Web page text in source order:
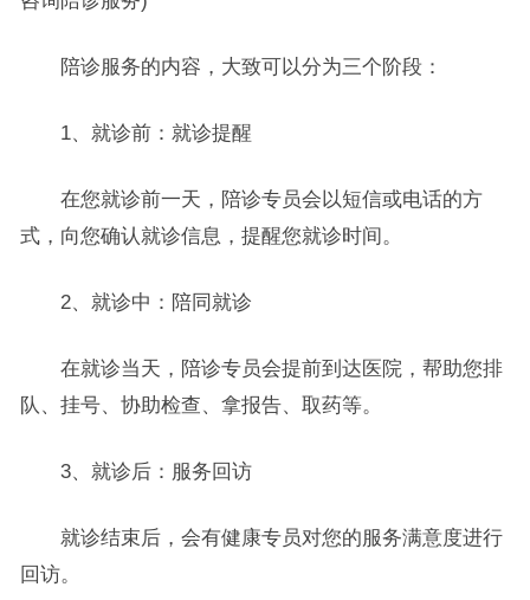
陪诊服务的内容，大致可以分为三个阶段：
1、就诊前：就诊提醒
在您就诊前一天，陪诊专员会以短信或电话的方
式，向您确认就诊信息，提醒您就诊时间。
2、就诊中：陪同就诊
在就诊当天，陪诊专员会提前到达医院，帮助您排
队、挂号、协助检查、拿报告、取药等。
3、就诊后：服务回访
就诊结束后，会有健康专员对您的服务满意度进行
回访。